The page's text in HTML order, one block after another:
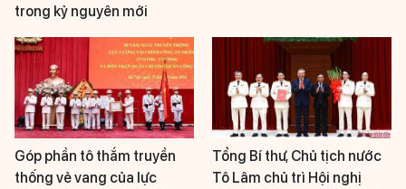
trong kỷ nguyên mới
Góp phần tô thắm truyền
thống vẻ vang của lực
Tổng Bí thư, Chủ tịch nước
Tô Lâm chủ trì Hội nghị